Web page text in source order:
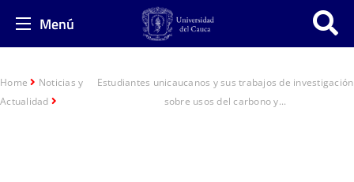
Menú
Home
Noticias y
Actualidad
Estudiantes unicaucanos y sus trabajos de investigación
sobre usos del carbono y...